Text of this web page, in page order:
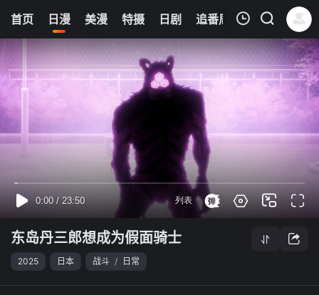
首页 日漫 美漫 特摄 日剧 追番周表 今日更新
8
我的观影记录
第06集
东岛丹三郎想成为假面骑士
东岛丹三郎想成为假面骑士
2025 日本 战斗 / 日常